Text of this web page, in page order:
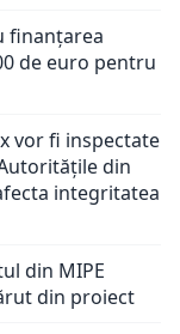
finanțarea
de euro pentru
vor fi inspectate
din
integritatea
din MIPE
din proiect